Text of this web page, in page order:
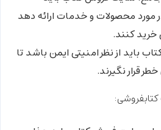
مورد محصولات و خدمات ارائه دهد
خرید کنند.
باید از نظر امنیتی ایمن باشد تا
قرار نگیرند.